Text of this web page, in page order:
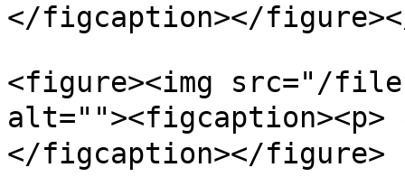
</figcaption></
<figure><img src="/files/
alt=""><figcaption><p>
</figcaption></figure>